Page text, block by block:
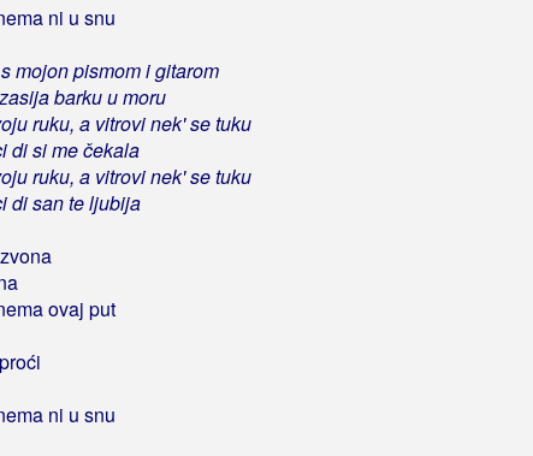
ni u snu
mojon pismom i gitarom
barku u moru
ruku, a vitrovi nek' se tuku
di si me čekala
ruku, a vitrovi nek' se tuku
di san te ljubija
ovaj put
ni u snu